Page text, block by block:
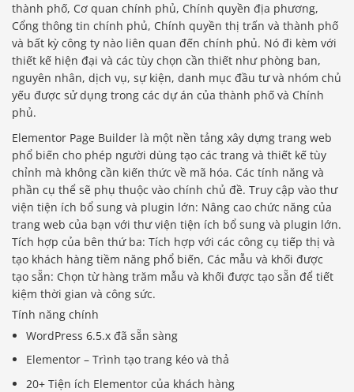
thành phố, Cơ quan chính phủ, Chính quyền địa phương,
Cổng thông tin chính phủ, Chính quyền thị trấn và thành phố
và bất kỳ công ty nào liên quan đến chính phủ. Nó đi kèm với
thiết kế hiện đại và các tùy chọn cần thiết như phòng ban,
nguyên nhân, dịch vụ, sự kiện, danh mục đầu tư và nhóm chủ
yếu được sử dụng trong các dự án của thành phố và Chính
phủ.
Elementor Page Builder là một nền tảng xây dựng trang web
phổ biến cho phép người dùng tạo các trang và thiết kế tùy
chỉnh mà không cần kiến ​​thức về mã hóa. Các tính năng và
phần cụ thể sẽ phụ thuộc vào chính chủ đề. Truy cập vào thư
viện tiện ích bổ sung và plugin lớn: Nâng cao chức năng của
trang web của bạn với thư viện tiện ích bổ sung và plugin lớn.
Tích hợp của bên thứ ba: Tích hợp với các công cụ tiếp thị và
tạo khách hàng tiềm năng phổ biến, Các mẫu và khối được
tạo sẵn: Chọn từ hàng trăm mẫu và khối được tạo sẵn để tiết
kiệm thời gian và công sức.
Tính năng chính
WordPress 6.5.x đã sẵn sàng
Elementor – Trình tạo trang kéo và thả
20+ Tiện ích Elementor của khách hàng